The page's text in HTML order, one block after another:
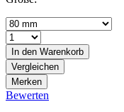
In den Warenkorb
Vergleichen
Merken
Bewerten